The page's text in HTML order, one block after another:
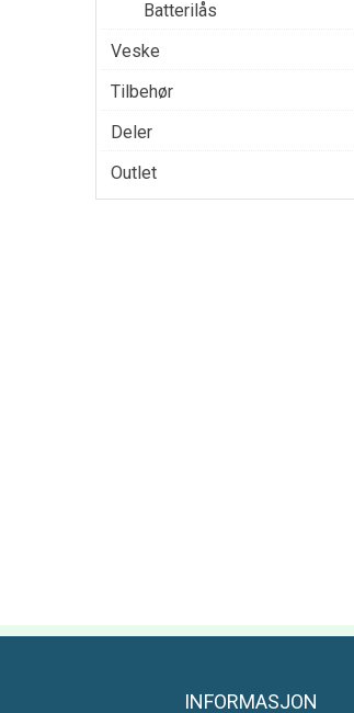
Batterilås
Veske
Tilbehør
Deler
Outlet
INFORMASJON